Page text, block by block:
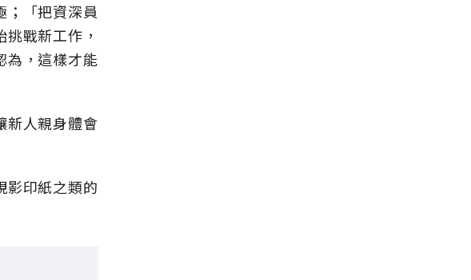
；「把資深員
戰新工作，
為，這樣才能
新人親身體會
影印紙之類的